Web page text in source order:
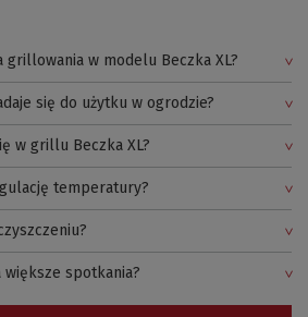
grillowania w modelu Beczka XL?
się do użytku w ogrodzie?
w grillu Beczka XL?
temperatury?
większe spotkania?